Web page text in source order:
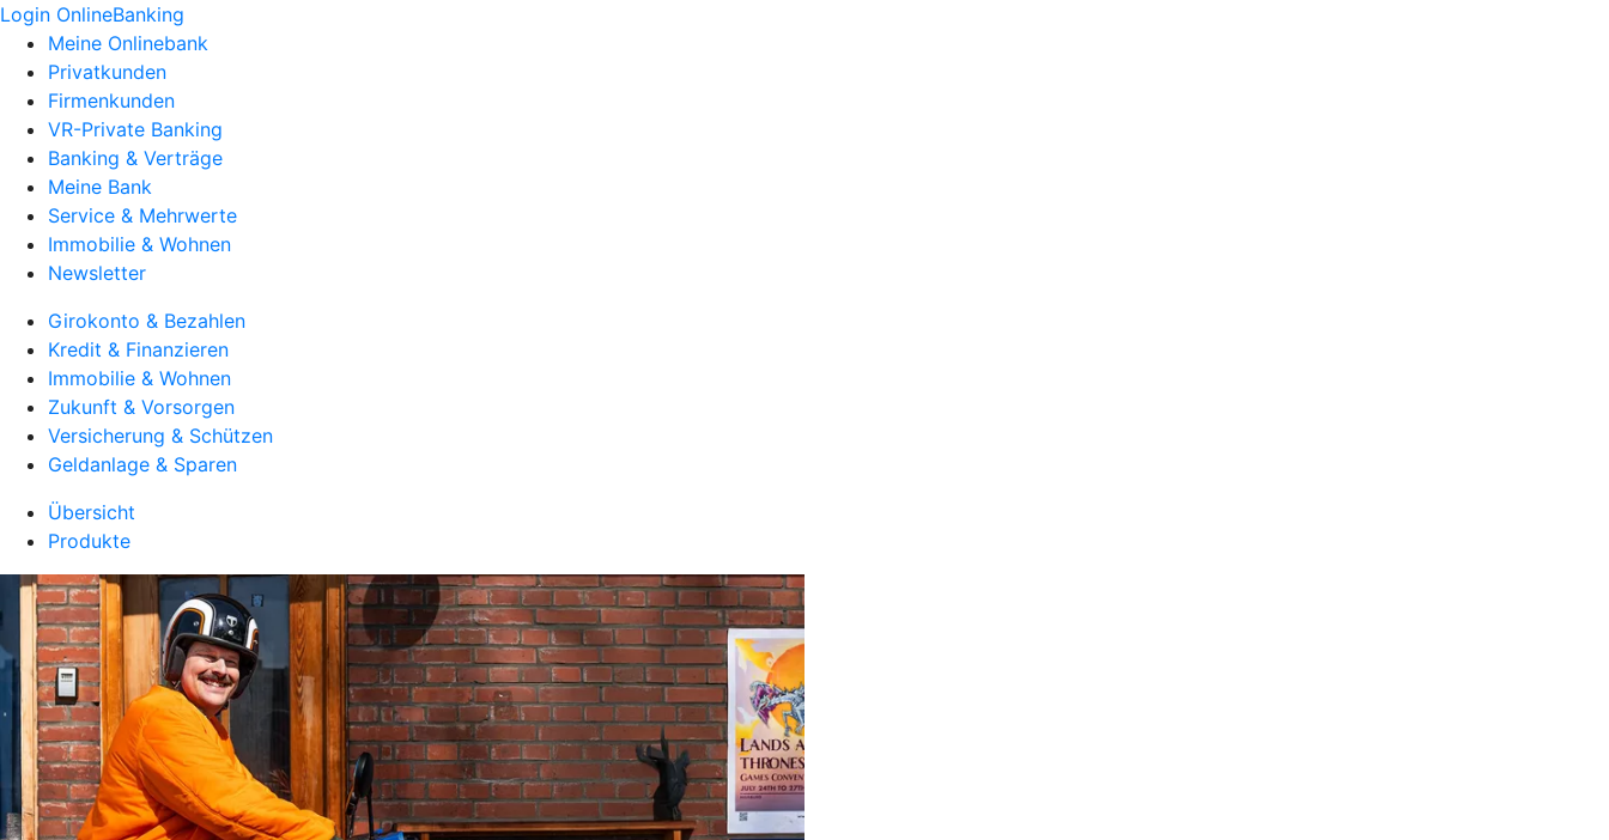
Login OnlineBanking
Meine Onlinebank
Privatkunden
Firmenkunden
VR-Private Banking
Banking & Verträge
Meine Bank
Service & Mehrwerte
Immobilie & Wohnen
Newsletter
Girokonto & Bezahlen
Kredit & Finanzieren
Immobilie & Wohnen
Zukunft & Vorsorgen
Versicherung & Schützen
Geldanlage & Sparen
Übersicht
Produkte